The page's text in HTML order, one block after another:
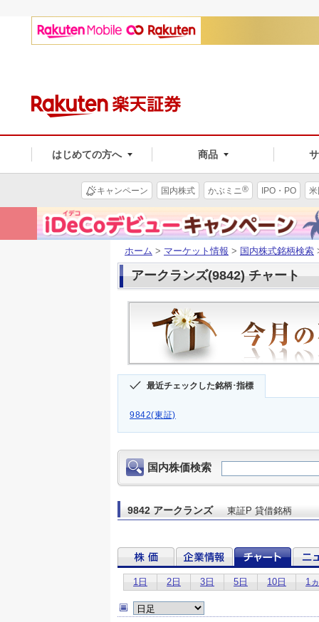
はじめての方へ 商品
キャンペーン 国内株式 かぶミニ® IPO・PO
ホーム > マーケット情報 > 国内株式銘柄検索
アークランズ(9842) チャート
最近チェックした銘柄･指標
9842(東証)